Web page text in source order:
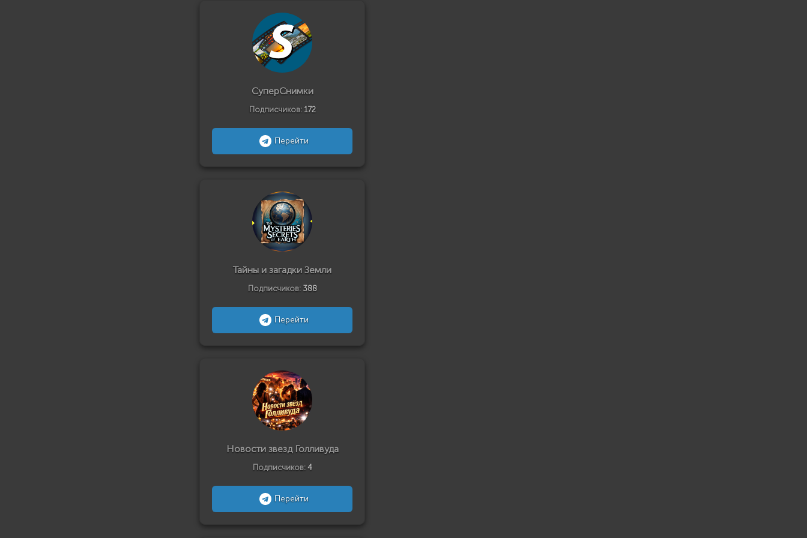
СуперСнимки
Подписчиков: 172
Перейти
Тайны и загадки Земли
Подписчиков: 388
Перейти
Новости звезд Голливуда
Подписчиков: 4
Перейти